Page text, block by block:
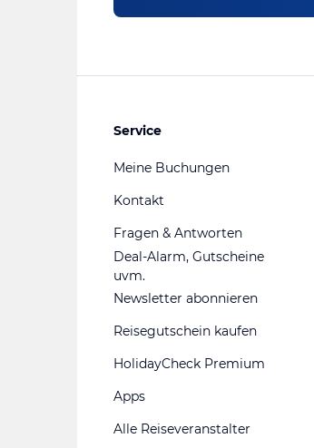
Service
Meine Buchungen
Kontakt
Fragen & Antworten
Deal-Alarm, Gutscheine
uvm.
Newsletter abonnieren
Reisegutschein kaufen
HolidayCheck Premium
Apps
Alle Reiseveranstalter